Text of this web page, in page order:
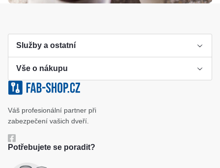
Služby a ostatní
Výroba klíče
Klíčové systémy
Katalog
Vše o nákupu
Cookies a podmínky používání
Ochrana osobních údajů
Váš profesionální partner při
zabezpečení vašich dveří.
Potřebujete se poradit?